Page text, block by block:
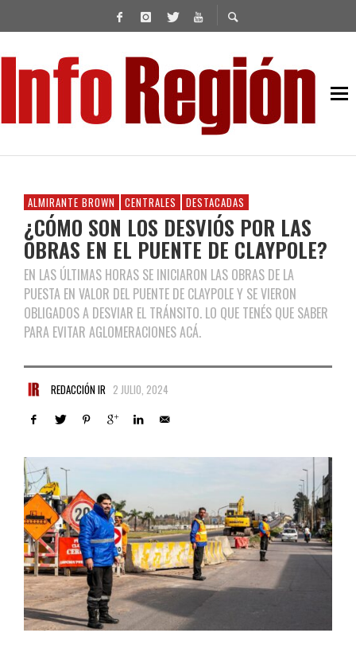
ALMIRANTE BROWN CENTRALES DESTACADAS
¿CÓMO SON LOS DESVIÓS POR LAS
OBRAS EN EL PUENTE DE CLAYPOLE?
EN LAS ÚLTIMAS HORAS SE INICIARON LAS OBRAS DE LA
PUESTA EN VALOR DEL PUENTE DE CLAYPOLE Y SE VIERON
OBLIGADOS A DESVIAR EL TRÁNSITO. LO QUE TENÉS QUE SABER
PARA EVITAR AGLOMERACIONES ACÁ.
REDACCIÓN IR 2 JULIO, 2024